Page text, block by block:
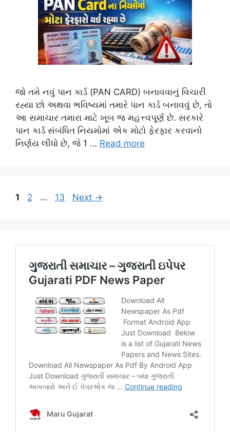
જો તમે નવું પાન કાર્ડ (PAN CARD) બનાવવાનું વિચારી
રહ્યા છો અથવા ભવિષ્યમાં તમારે પાન કાર્ડ બનાવવું છે, તો
આ સમાચાર તમારા માટે ખૂબ જ મહત્ત્વપૂર્ણ છે. સરકારે
પાન કાર્ડ સંબંધિત નિયમોમાં એક મોટો ફેરફાર કરવાનો
નિર્ણય લીધો છે, જે 1 … Read more
Page
1 Page
2 … Page
13 Next →